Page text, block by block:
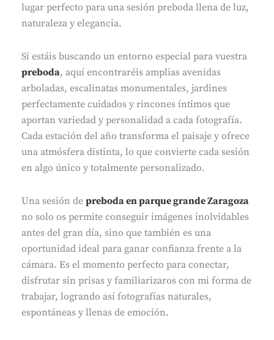
lugar perfecto para una sesión preboda llena de luz,
naturaleza y elegancia.
Si estáis buscando un entorno especial para vuestra
preboda, aquí encontraréis amplias avenidas
arboladas, escalinatas monumentales, jardines
perfectamente cuidados y rincones íntimos que
aportan variedad y personalidad a cada fotografía.
Cada estación del año transforma el paisaje y ofrece
una atmósfera distinta, lo que convierte cada sesión
en algo único y totalmente personalizado.
Una sesión de preboda en parque grande Zaragoza
no solo os permite conseguir imágenes inolvidables
antes del gran día, sino que también es una
oportunidad ideal para ganar confianza frente a la
cámara. Es el momento perfecto para conectar,
disfrutar sin prisas y familiarizaros con mi forma de
trabajar, logrando así fotografías naturales,
espontáneas y llenas de emoción.